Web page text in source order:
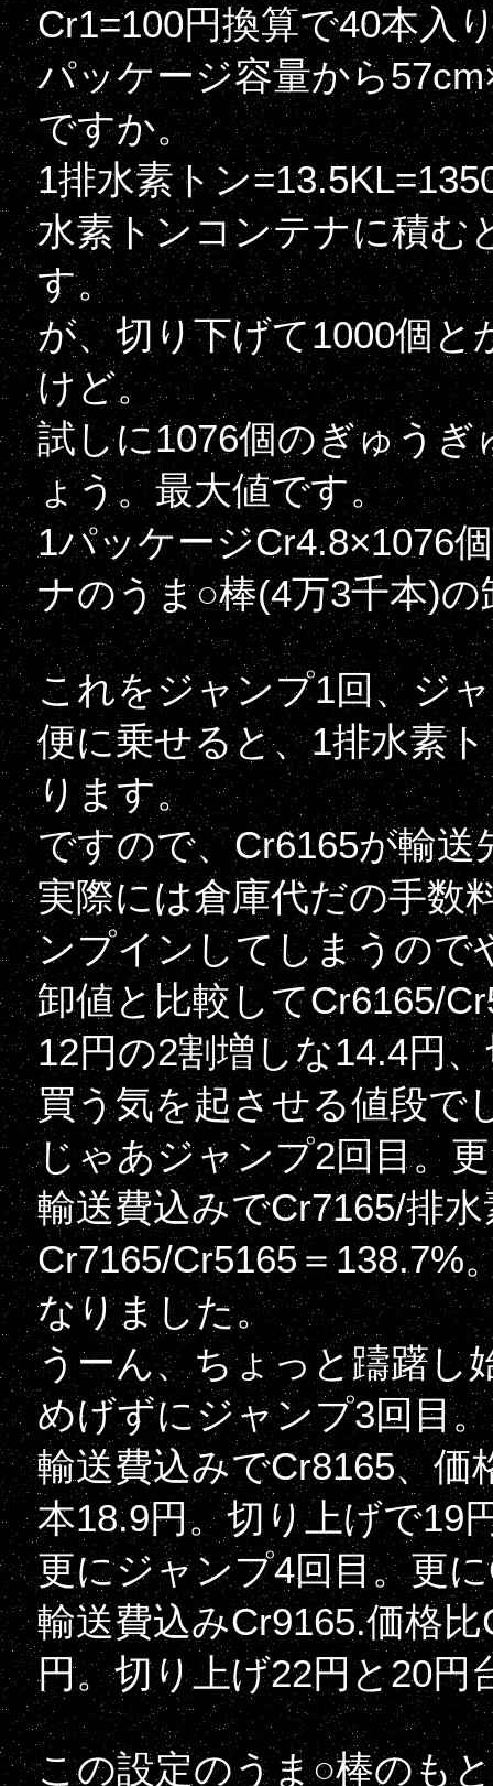
Cr1=100円換算で40本入
パッケージ容量から
ですか。
1排水素トン
水素トンコンテナに積む
す。
が、切り下げて1000個と
けど。
試しに1076個のぎゅう
ょう。最大値です。
1パッケージCr4.8×1076
ナのうま○棒(4万3千本)
これをジャンプ1回、ジ
便に乗せると、1排水素
ります。
ですので、Cr6165が輸
実際には倉庫代だの手数
ンプインしてしまうので
卸値と比較してCr6165/
12円の2割増しな14.4円
買う気を起させる値段で
じゃあジャンプ2回目。
輸送費込みでCr7165/排
Cr7165/Cr5165＝138.7%
なりました。
うーん、ちょっと躊躇し
めげずにジャンプ3回目
輸送費込みでCr8165、価
本18.9円。切り上げで19
更にジャンプ4回目。更
輸送費込みCr9165.価格
円。切り上げ22円と20円
この設定のうま○棒のも